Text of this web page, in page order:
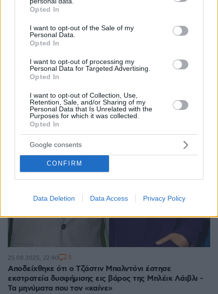
grant or deny consent to Google and its third-party tags to
use your data for below specified purposes in below Google
consent section.
Opted In
I want to opt-out of the Sale of my
Personal Data.
Opted In
I want to opt-out of processing my
Personal Data for Targeted Advertising.
Opted In
I want to opt-out of Collection, Use,
Retention, Sale, and/or Sharing of my
Personal Data that Is Unrelated with the
Purposes for which it was collected.
Opted In
Google consents
CONFIRM
Data Deletion Data Access Privacy Policy
αγωγής που έχουν καταθέσει εις βάρος της Κάντας
Αποδείχθηκε ότι ο Τζάστιν Μπαλντόνι έστησε
εκστρατεία δυσφήμισης εις βάρος της Μπλέικ Λάιβλι -
Τα μηνύματα που τον «καίνε»
25.08.2025, 22:40 5